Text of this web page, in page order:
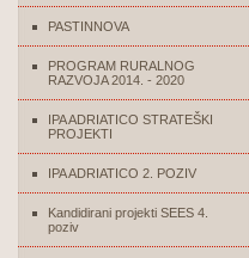
PASTINNOVA
PROGRAM RURALNOG
RAZVOJA 2014. - 2020
IPA ADRIATICO STRATEŠKI
PROJEKTI
IPA ADRIATICO 2. POZIV
Kandidirani projekti SEES 4.
poziv